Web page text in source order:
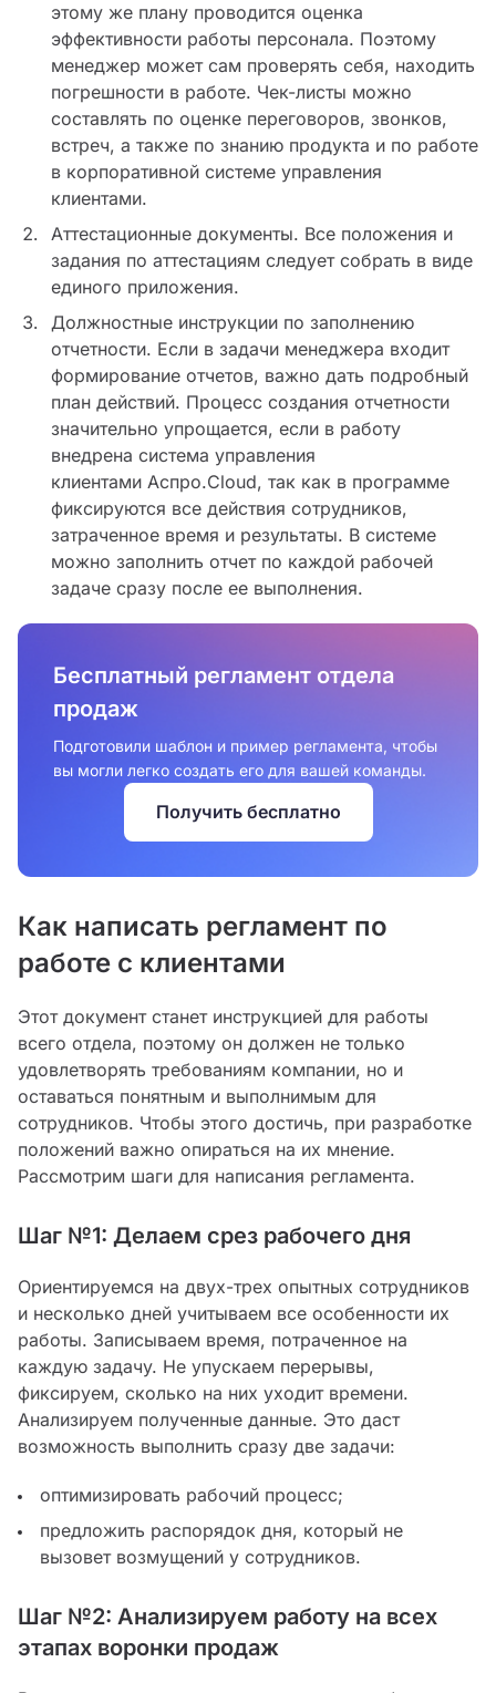
этому же плану проводится оценка
эффективности работы персонала. Поэтому
менеджер может сам проверять себя, находить
погрешности в работе. Чек-листы можно
составлять по оценке переговоров, звонков,
встреч, а также по знанию продукта и по работе
в корпоративной системе управления
клиентами.
Аттестационные документы. Все положения и
задания по аттестациям следует собрать в виде
единого приложения.
Должностные инструкции по заполнению
отчетности. Если в задачи менеджера входит
формирование отчетов, важно дать подробный
план действий. Процесс создания отчетности
значительно упрощается, если в работу
внедрена система управления
клиентами Аспро.Cloud, так как в программе
фиксируются все действия сотрудников,
затраченное время и результаты. В системе
можно заполнить отчет по каждой рабочей
задаче сразу после ее выполнения.
Бесплатный регламент отдела
продаж
Подготовили шаблон и пример регламента, чтобы
вы могли легко создать его для вашей команды.
Получить бесплатно
Как написать регламент по
работе с клиентами
Этот документ станет инструкцией для работы
всего отдела, поэтому он должен не только
удовлетворять требованиям компании, но и
оставаться понятным и выполнимым для
сотрудников. Чтобы этого достичь, при разработке
положений важно опираться на их мнение.
Рассмотрим шаги для написания регламента.
Шаг №1: Делаем срез рабочего дня
Ориентируемся на двух-трех опытных сотрудников
и несколько дней учитываем все особенности их
работы. Записываем время, потраченное на
каждую задачу. Не упускаем перерывы,
фиксируем, сколько на них уходит времени.
Анализируем полученные данные. Это даст
возможность выполнить сразу две задачи:
оптимизировать рабочий процесс;
предложить распорядок дня, который не
вызовет возмущений у сотрудников.
Шаг №2: Анализируем работу на всех
этапах воронки продаж